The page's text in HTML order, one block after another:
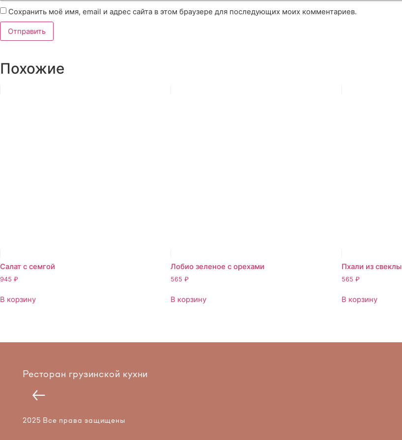
Сохранить моё имя, email и адрес сайта в этом браузере для последующих моих комментариев.
Похожие
Салат с семгой
945 ₽
В корзину
Лобио зеленое с орехами
565₽
В корзину
Пхали из свеклы
565 ₽
В корзину
Ресторан грузинской кухни
2025 Все права защищены